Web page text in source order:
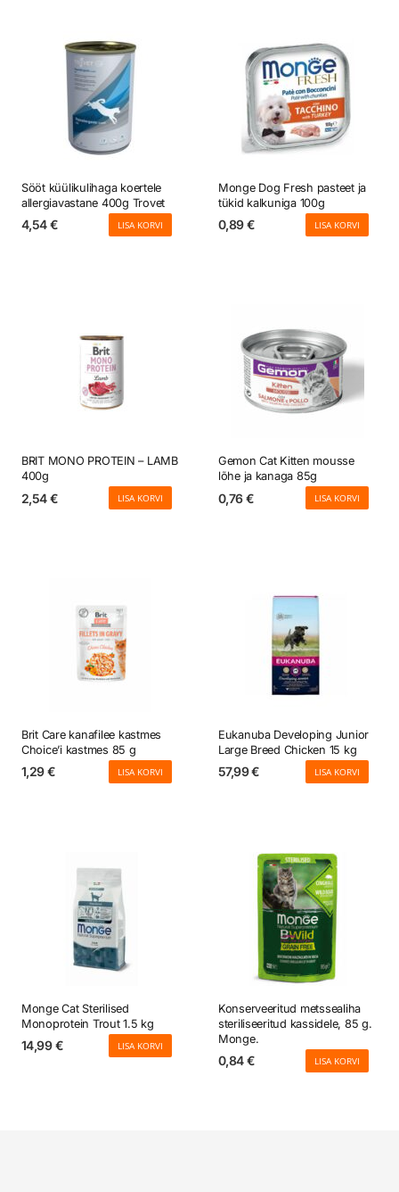
Sööt küülikulihaga koertele
allergiavastane 400g Trovet
4,54€ LISA KORVI
Monge Dog Fresh pasteet ja
tükid kalkuniga 100g
0,89€ LISA KORVI
BRIT MONO PROTEIN – LAMB
400g
2,54€ LISA KORVI
Gemon Cat Kitten mousse
lõhe ja kanaga 85g
0,76€ LISA KORVI
Brit Care kanafilee kastmes
Choice’i kastmes 85 g
1,29€ LISA KORVI
Eukanuba Developing Junior
Large Breed Chicken 15 kg
57,99€ LISA KORVI
Monge Cat Sterilised
Monoprotein Trout 1.5 kg
14,99€ LISA KORVI
Konserveeritud metssealiha
steriliseeritud kassidele, 85 g.
Monge.
0,84€ LISA KORVI